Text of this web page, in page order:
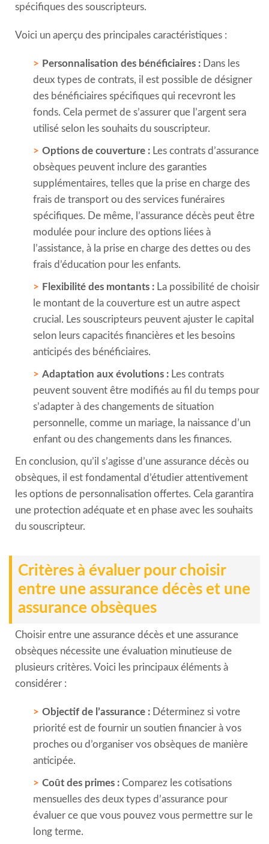
spécifiques des souscripteurs.
Voici un aperçu des principales caractéristiques :
Personnalisation des bénéficiaires : Dans les
deux types de contrats, il est possible de désigner
des bénéficiaires spécifiques qui recevront les
fonds. Cela permet de s’assurer que l’argent sera
utilisé selon les souhaits du souscripteur.
Options de couverture : Les contrats d’assurance
obsèques peuvent inclure des garanties
supplémentaires, telles que la prise en charge des
frais de transport ou des services funéraires
spécifiques. De même, l’assurance décès peut être
modulée pour inclure des options liées à
l’assistance, à la prise en charge des dettes ou des
frais d’éducation pour les enfants.
Flexibilité des montants : La possibilité de choisir
le montant de la couverture est un autre aspect
crucial. Les souscripteurs peuvent ajuster le capital
selon leurs capacités financières et les besoins
anticipés des bénéficiaires.
Adaptation aux évolutions : Les contrats
peuvent souvent être modifiés au fil du temps pour
s’adapter à des changements de situation
personnelle, comme un mariage, la naissance d’un
enfant ou des changements dans les finances.
En conclusion, qu’il s’agisse d’une assurance décès ou
obsèques, il est fondamental d’étudier attentivement
les options de personnalisation offertes. Cela garantira
une protection adéquate et en phase avec les souhaits
du souscripteur.
Critères à évaluer pour choisir
entre une assurance décès et une
assurance obsèques
Choisir entre une assurance décès et une assurance
obsèques nécessite une évaluation minutieuse de
plusieurs critères. Voici les principaux éléments à
considérer :
Objectif de l’assurance : Déterminez si votre
priorité est de fournir un soutien financier à vos
proches ou d’organiser vos obsèques de manière
anticipée.
Coût des primes : Comparez les cotisations
mensuelles des deux types d’assurance pour
évaluer ce que vous pouvez vous permettre sur le
long terme.